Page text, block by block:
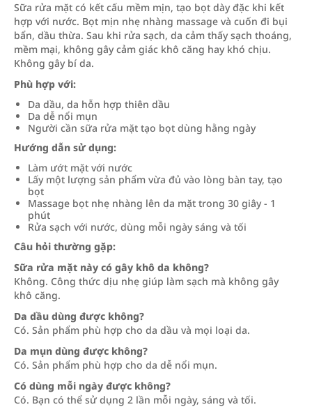
Sữa rửa mặt có kết cấu mềm mịn, tạo bọt dày đặc khi kết
hợp với nước. Bọt mịn nhẹ nhàng massage và cuốn đi bụi
bẩn, dầu thừa. Sau khi rửa sạch, da cảm thấy sạch thoáng,
mềm mại, không gây cảm giác khô căng hay khó chịu.
Không gây bí da.
Phù hợp với:
Da dầu, da hỗn hợp thiên dầu
Da dễ nổi mụn
Người cần sữa rửa mặt tạo bọt dùng hằng ngày
Hướng dẫn sử dụng:
Làm ướt mặt với nước
Lấy một lượng sản phẩm vừa đủ vào lòng bàn tay, tạo
bọt
Massage bọt nhẹ nhàng lên da mặt trong 30 giây - 1
phút
Rửa sạch với nước, dùng mỗi ngày sáng và tối
Câu hỏi thường gặp:
Sữa rửa mặt này có gây khô da không?
Không. Công thức dịu nhẹ giúp làm sạch mà không gây
khô căng.
Da dầu dùng được không?
Có. Sản phẩm phù hợp cho da dầu và mọi loại da.
Da mụn dùng được không?
Có. Sản phẩm phù hợp cho da dễ nổi mụn.
Có dùng mỗi ngày được không?
Có. Bạn có thể sử dụng 2 lần mỗi ngày, sáng và tối.